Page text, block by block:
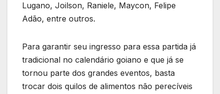
Lugano, Joilson, Raniele, Maycon, Felipe
Adão, entre outros.
Para garantir seu ingresso para essa partida já
tradicional no calendário goiano e que já se
tornou parte dos grandes eventos, basta
trocar dois quilos de alimentos não perecíveis